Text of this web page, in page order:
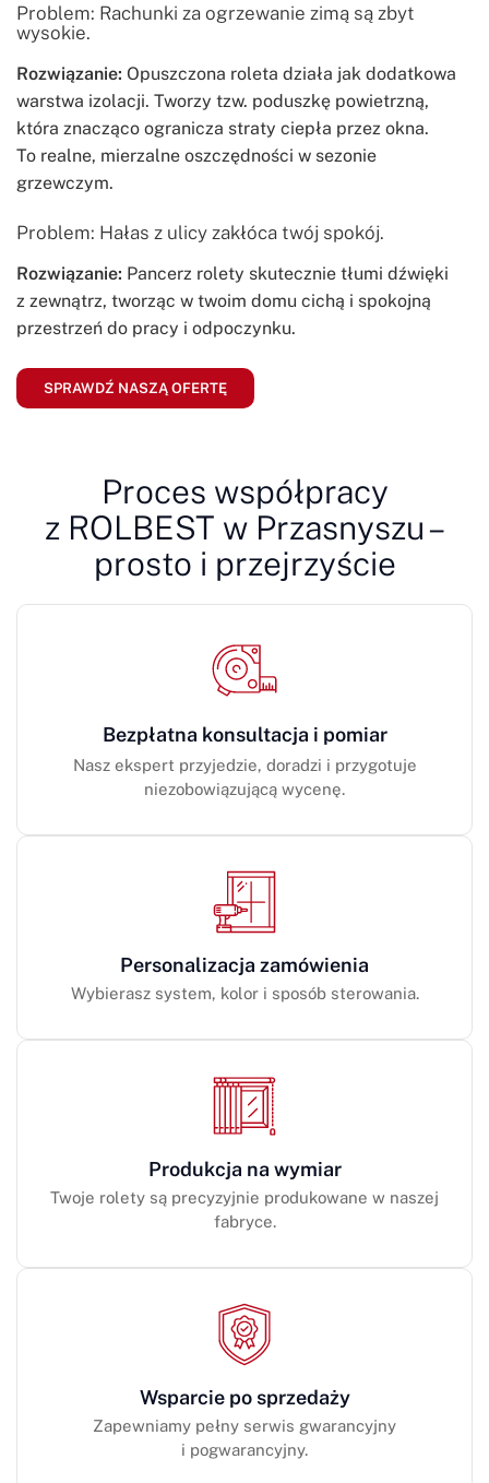
Problem: Rachunki za ogrzewanie zimą są zbyt
wysokie.
Rozwiązanie: Opuszczona roleta działa jak dodatkowa
warstwa izolacji. Tworzy tzw. poduszkę powietrzną,
która znacząco ogranicza straty ciepła przez okna.
To realne, mierzalne oszczędności w sezonie
grzewczym.
Problem: Hałas z ulicy zakłóca twój spokój.
Rozwiązanie: Pancerz rolety skutecznie tłumi dźwięki
z zewnątrz, tworząc w twoim domu cichą i spokojną
przestrzeń do pracy i odpoczynku.
SPRAWDŹ NASZĄ OFERTĘ
Proces współpracy
z ROLBEST w Przasnyszu –
prosto i przejrzyście
Bezpłatna konsultacja i pomiar
Nasz ekspert przyjedzie, doradzi i przygotuje
niezobowiązującą wycenę.
Personalizacja zamówienia
Wybierasz system, kolor i sposób sterowania.
Produkcja na wymiar
Twoje rolety są precyzyjnie produkowane w naszej
fabryce.
Wsparcie po sprzedaży
Zapewniamy pełny serwis gwarancyjny
i pogwarancyjny.